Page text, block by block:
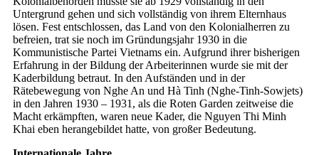
Untergrund gehen und sich vollständig von ihrem Elternhaus
lösen. Fest entschlossen, das Land von den Kolonialherren zu
befreien, trat sie noch im Gründungsjahr 1930 in die
Kommunistische Partei Vietnams ein. Aufgrund ihrer bisherigen
Erfahrung in der Bildung der Arbeiterinnen wurde sie mit der
Kaderbildung betraut. In den Aufständen und in der
Rätebewegung von Nghe An und Hà Tinh (Nghe-Tinh-Sowjets)
in den Jahren 1930 – 1931, als die Roten Garden zeitweise die
Macht erkämpften, waren neue Kader, die Nguyen Thi Minh
Khai eben herangebildet hatte, von großer Bedeutung.